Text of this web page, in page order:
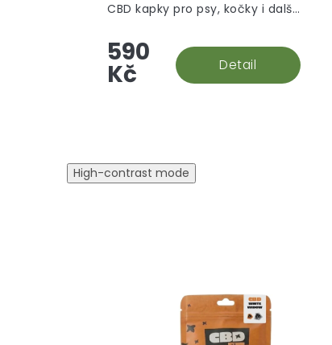
590
Kč Detail
CBD kapky pro psy, kočky i další
spectrum CBD výtažek
s tuňákovou příchutí.
High-contrast mode